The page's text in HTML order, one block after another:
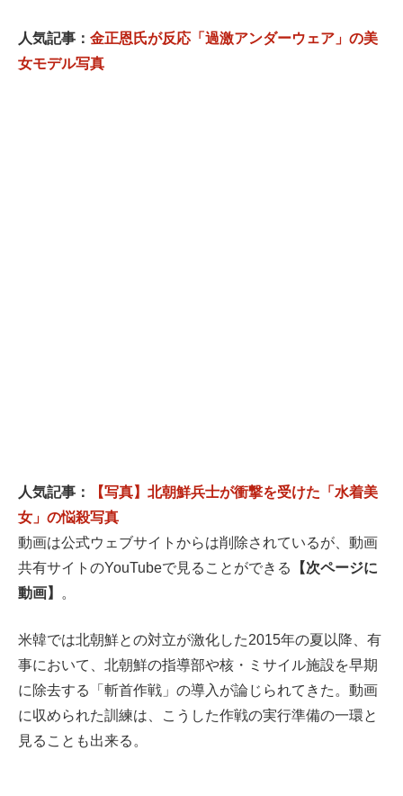
人気記事： 金正恩氏が反応「過激アンダーウェア」の美
女モデル写真
人気記事：
【写真】北朝鮮兵士が衝撃を受けた「水着美
女」の悩殺写真
動画は公式ウェブサイトからは削除されているが、動画
共有サイトのYouTubeで見ることができる
【次ページに
動画】
。
米韓では北朝鮮との対立が激化した2015年の夏以降、有
事において、北朝鮮の指導部や核・ミサイル施設を早期
に除去する「斬首作戦」の導入が論じられてきた。動画
に収められた訓練は、こうした作戦の実行準備の一環と
見ることも出来る。